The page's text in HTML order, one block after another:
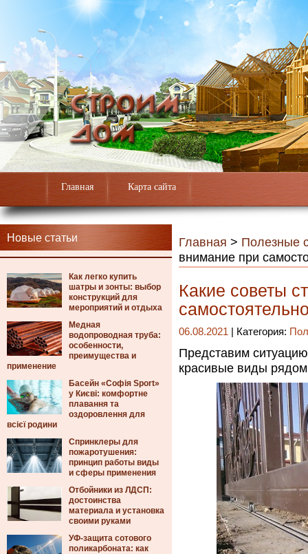
Главная Карта сайта
Новые статьи
Как легко купить
шатры и зонты: выбор
конструкций для
мероприятий и отдыха
Медная
водопроводная труба:
особенности,
преимущества и
применение
Басейн «Софія Sport»
у Києві: комфортне
плавання та
оздоровлення для
всієї родини
Спринклеры для
пожаротушения:
принцип работы виды
и сферы применения
Отбойники из ЛДСП:
достоинства
материала и установка
своими руками
УФ-защита сотового
поликарбоната: как
Главная > Полезные
внимание при
Какие советы
06.08.2021 | Категория:
Представим
красивые виды